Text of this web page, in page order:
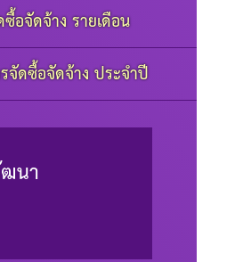
อจัดจ้าง รายเดือน
จัดซื้อจัดจ้าง ประจำปี
นา